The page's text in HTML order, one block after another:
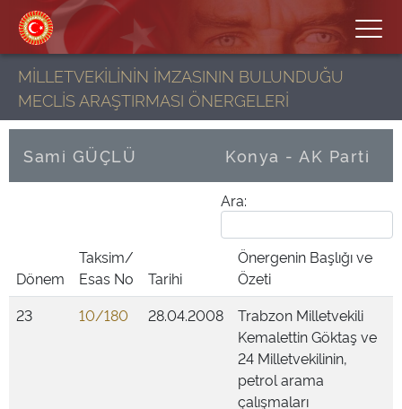
MİLLETVEKİLİNİN İMZASININ BULUNDUĞU
MECLİS ARAŞTIRMASI ÖNERGELERİ
Sami GÜÇLÜ Konya - AK Parti
Ara:
Dönem
Taksim/
Esas No
Tarihi
Önergenin Başlığı ve
Özeti
23
10/180 28.04.2008
Trabzon Milletvekili
Kemalettin Göktaş ve
24 Milletvekilinin,
petrol arama
çalışmaları